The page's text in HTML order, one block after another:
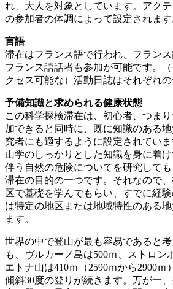
れ、大人を対象としています。アク
の参加者の体調によって設定されます
言語
滞在はフランス語で行われ、フラン
フランス語話者も参加が可能です。
クセス可能な）活動日誌はそれぞれの
予備知識と求められる健康状態
この科学探検滞在は、初心者、つま
加できると同時に、既に知識のある
究者にも適するように設定されてい
山学のしっかりとした知識を身に着
伴う自然の危険についてを研究して
滞在の目的の一つです。それなので
区で基礎を学んでもらい、すでに経
は特定の地区または地域特性のある
ます。
世界の中で登山が最も容易であると
も、ヴルカーノ島は500ｍ、ストロン
エトナ山は410ｍ（2590ｍから2900ｍ
傾斜30度の登りが続きます。万が一